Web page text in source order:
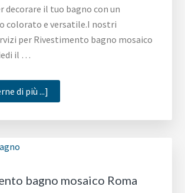
decorare il tuo bagno con un
colorato e versatile.I nostri
per Rivestimento bagno mosaico
il …
di più ...]
bagno
mosaico
bagno mosaico Roma